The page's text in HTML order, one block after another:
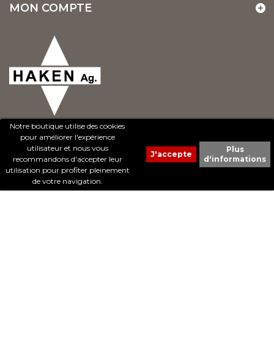
Notre boutique utilise des cookies
pour améliorer l'expérience
utilisateur et nous vous
recommandons d'accepter leur
utilisation pour profiter pleinement
de votre navigation.
Plus
d'informations
MON COMPTE
© 2017 - Cheval Liberté. Tous droits réservés.
Création de sites Internet | ProduWeb